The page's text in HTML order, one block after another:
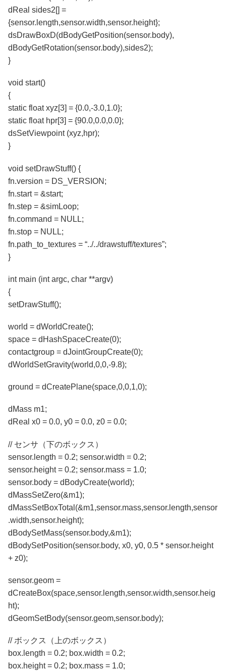
dReal sides2[] =
{sensor.length,sensor.width,sensor.height};
dsDrawBoxD(dBodyGetPosition(sensor.body),
dBodyGetRotation(sensor.body),sides2);
}
void start()
{
static float xyz[3] = {0.0,-3.0,1.0};
static float hpr[3] = {90.0,0.0,0.0};
dsSetViewpoint (xyz,hpr);
}
void setDrawStuff() {
fn.version = DS_VERSION;
fn.start = &start;
fn.step = &simLoop;
fn.command = NULL;
fn.stop = NULL;
fn.path_to_textures = “../../drawstuff/textures”;
}
int main (int argc, char **argv)
{
setDrawStuff();
world = dWorldCreate();
space = dHashSpaceCreate(0);
contactgroup = dJointGroupCreate(0);
dWorldSetGravity(world,0,0,-9.8);
ground = dCreatePlane(space,0,0,1,0);
dMass m1;
dReal x0 = 0.0, y0 = 0.0, z0 = 0.0;
// センサ（下のボックス）
sensor.length = 0.2; sensor.width = 0.2;
sensor.height = 0.2; sensor.mass = 1.0;
sensor.body = dBodyCreate(world);
dMassSetZero(&m1);
dMassSetBoxTotal(&m1,sensor.mass,sensor.length,sensor
.width,sensor.height);
dBodySetMass(sensor.body,&m1);
dBodySetPosition(sensor.body, x0, y0, 0.5 * sensor.height
+ z0);
sensor.geom =
dCreateBox(space,sensor.length,sensor.width,sensor.heig
ht);
dGeomSetBody(sensor.geom,sensor.body);
// ボックス（上のボックス）
box.length = 0.2; box.width = 0.2;
box.height = 0.2; box.mass = 1.0;